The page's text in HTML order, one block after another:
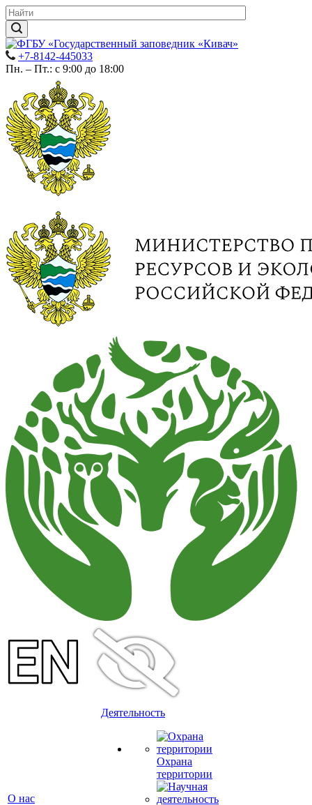
+7-8142-445033
Пн. – Пт.: с 9:00 до 18:00
О нас
Деятельность
Охрана
территории